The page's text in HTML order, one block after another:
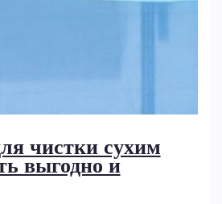
чистки сухим
выгодно и